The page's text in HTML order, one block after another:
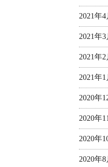
2021年4
2021年3
2021年2
2021年1
2020年
2020年
2020年
2020年8